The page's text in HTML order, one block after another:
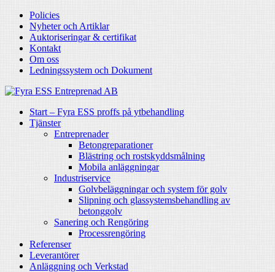
Policies
Nyheter och Artiklar
Auktoriseringar & certifikat
Kontakt
Om oss
Ledningssystem och Dokument
Start – Fyra ESS proffs på ytbehandling
Tjänster
Entreprenader
Betongreparationer
Blästring och rostskyddsmålning
Mobila anläggningar
Industriservice
Golvbeläggningar och system för golv
Slipning och glassystemsbehandling av
betonggolv
Sanering och Rengöring
Processrengöring
Referenser
Leverantörer
Anläggning och Verkstad